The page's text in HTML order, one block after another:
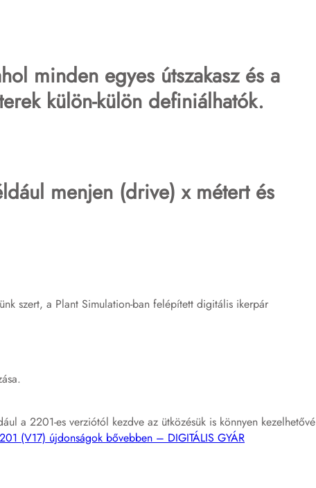
minden egyes útszakasz és a
külön-külön definiálhatók.
menjen (drive) x métert és
szert, a Plant Simulation-ban felépített digitális ikerpár
a 2201-es verziótól kezdve az ütközésük is könnyen kezelhetővé
(V17) újdonságok bővebben – DIGITÁLIS GYÁR